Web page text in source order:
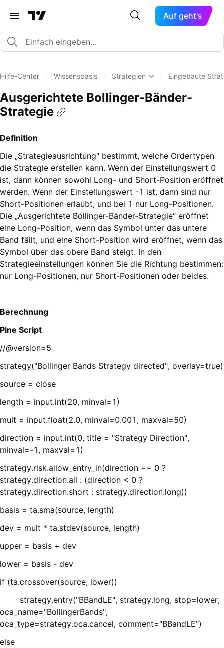
Auf geht's
Hilfe-Center Wissensbasis Strategien Eingebaute
Ausgerichtete Bollinger-Bänder-
Strategie
Definition
Die „Strategieausrichtung“ bestimmt, welche Ordertypen
die Strategie erstellen kann. Wenn der Einstellungswert 0
ist, dann können sowohl Long- und Short-Position eröffnet
werden. Wenn der Einstellungswert -1 ist, dann sind nur
Short-Positionen erlaubt, und bei 1 nur Long-Positionen.
Die „Ausgerichtete Bollinger-Bänder-Strategie“ eröffnet
eine Long-Position, wenn das Symbol unter das untere
Band fällt, und eine Short-Position wird eröffnet, wenn das
Symbol über das obere Band steigt. In den
Strategieeinstellungen können Sie die Richtung bestimmen:
nur Long-Positionen, nur Short-Positionen oder beides.
Berechnung
Pine Script
//@version=5
strategy("Bollinger Bands Strategy directed", overlay=true)
source = close
length = input.int(20, minval=1)
mult = input.float(2.0, minval=0.001, maxval=50)
direction = input.int(0, title = "Strategy Direction",
minval=-1, maxval=1)
strategy.risk.allow_entry_in(direction == 0 ?
strategy.direction.all : (direction < 0 ?
strategy.direction.short : strategy.direction.long))
basis = ta.sma(source, length)
dev = mult * ta.stdev(source, length)
upper = basis + dev
lower = basis - dev
if (ta.crossover(source, lower))
strategy.entry("BBandLE", strategy.long, stop=lower,
oca_name="BollingerBands",
oca_type=strategy.oca.cancel, comment="BBandLE")
else